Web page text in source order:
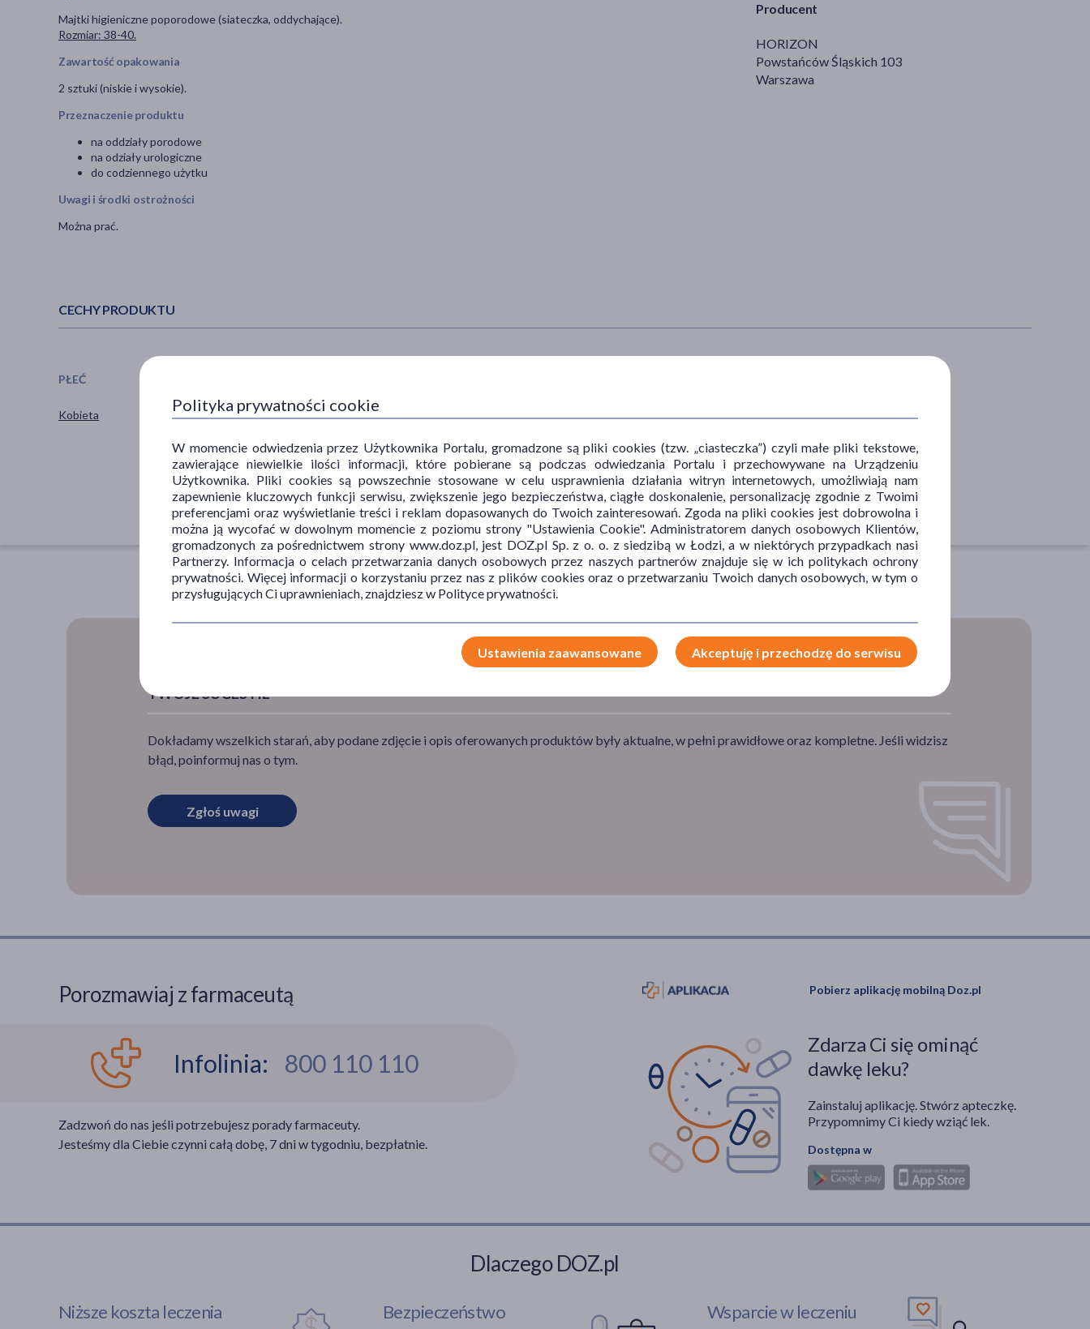
Producent
HORIZON
Powstańców Śląskich 103
Warszawa
Majtki higieniczne poporodowe (siateczka, oddychające).
Rozmiar: 38-40.
Zawartość opakowania
2 sztuki (niskie i wysokie).
Przeznaczenie produktu
na oddziały porodowe
na odziały urologiczne
do codziennego użytku
Uwagi i środki ostrożności
Można prać.
CECHY PRODUKTU
PŁEĆ
Kobieta
dla dorosłych
30+
40+
50+
Akcesoria okolice intymne na skórę
TWOJE SUGESTIE
Dokładamy wszelkich starań, aby podane zdjęcie i opis oferowanych produktów były aktualne, w pełni prawidłowe oraz kompletne. Jeśli widzisz
błąd, poinformuj nas o tym.
Zgłoś uwagi
Porozmawiaj z farmaceutą
Infolinia: 800 110 110
Zadzwoń do nas jeśli potrzebujesz porady farmaceuty.
Jesteśmy dla Ciebie czynni całą dobę, 7 dni w tygodniu, bezpłatnie.
Pobierz aplikację mobilną Doz.pl
Zdarza Ci się ominąć
dawkę leku?
Zainstaluj aplikację. Stwórz apteczkę.
Przypomnimy Ci kiedy wziąć lek.
Dostępna w
Dlaczego DOZ.pl
Niższe koszta leczenia Bezpieczeństwo Wsparcie w leczeniu
Polityka prywatności cookie
W momencie odwiedzenia przez Użytkownika Portalu, gromadzone są pliki cookies (tzw. „ciasteczka”) czyli małe pliki tekstowe,
zawierające niewielkie ilości informacji, które pobierane są podczas odwiedzania Portalu i przechowywane na Urządzeniu
Użytkownika. Pliki cookies są powszechnie stosowane w celu usprawnienia działania witryn internetowych, umożliwiają nam
zapewnienie kluczowych funkcji serwisu, zwiększenie jego bezpieczeństwa, ciągłe doskonalenie, personalizację zgodnie z Twoimi
preferencjami oraz wyświetlanie treści i reklam dopasowanych do Twoich zainteresowań. Zgoda na pliki cookies jest dobrowolna i
można ją wycofać w dowolnym momencie z poziomu strony "Ustawienia Cookie". Administratorem danych osobowych Klientów,
gromadzonych za pośrednictwem strony www.doz.pl, jest DOZ.pl Sp. z o. o. z siedzibą w Łodzi, a w niektórych przypadkach nasi
Partnerzy. Informacja o celach przetwarzania danych osobowych przez naszych partnerów znajduje się w ich politykach ochrony
prywatności. Więcej informacji o korzystaniu przez nas z plików cookies oraz o przetwarzaniu Twoich danych osobowych, w tym o
przysługujących Ci uprawnieniach, znajdziesz w Polityce prywatności.
Ustawienia zaawansowane Akceptuję i przechodzę do serwisu